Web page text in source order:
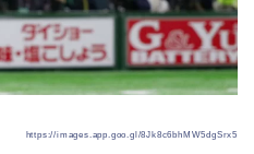
https://images.app.goo.gl/8Jk8c6bhMW5dgSrx5